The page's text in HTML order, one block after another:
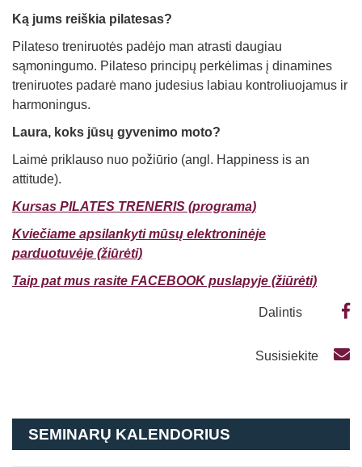
Ką jums reiškia pilatesas?
Pilateso treniruotės padėjo man atrasti daugiau
sąmoningumo. Pilateso principų perkėlimas į dinamines
treniruotes padarė mano judesius labiau kontroliuojamus ir
harmoningus.
Laura, koks jūsų gyvenimo moto?
Laimė priklauso nuo požiūrio (angl. Happiness is an
attitude).
Kursas PILATES TRENERIS (programa)
Kviečiame apsilankyti mūsų elektroninėje
parduotuvėje (žiūrėti)
Taip pat mus rasite FACEBOOK puslapyje (žiūrėti)
Dalintis
Susisiekite
SEMINARŲ KALENDORIUS